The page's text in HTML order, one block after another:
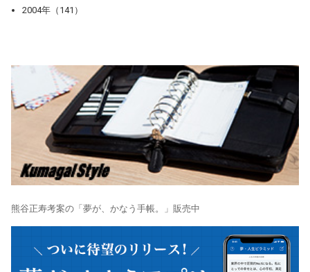
2004年（141）
熊谷正寿考案の「夢が、かなう手帳。」販売中